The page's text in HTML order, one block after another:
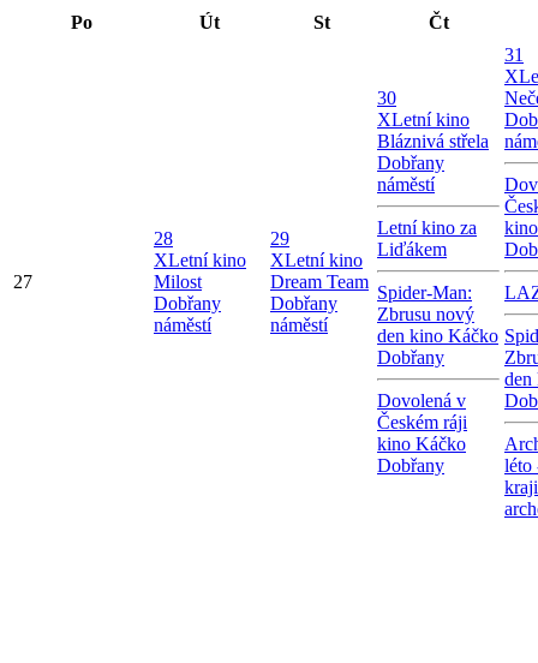
Po Út St Čt
27
28
XLetní kino
Milost
Dobřany
náměstí
29
XLetní kino
Dream Team
Dobřany
náměstí
30
XLetní kino
Bláznivá střela
Dobřany
náměstí
Letní kino za
Liďákem
Spider-Man:
Zbrusu nový
den kino Káčko
Dobřany
Dovolená v
Českém ráji
kino Káčko
Dobřany
31
X
den
léto